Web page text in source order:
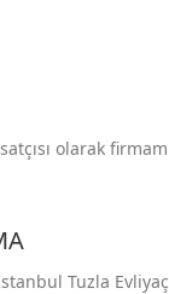
olarak
Tuzla